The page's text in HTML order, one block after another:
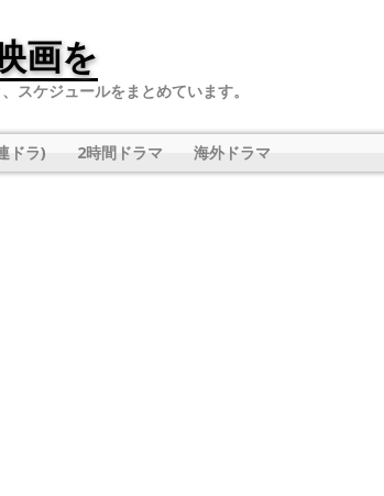
画を
スケジュールをまとめています。
ドラ) 2時間ドラマ 海外ドラマ